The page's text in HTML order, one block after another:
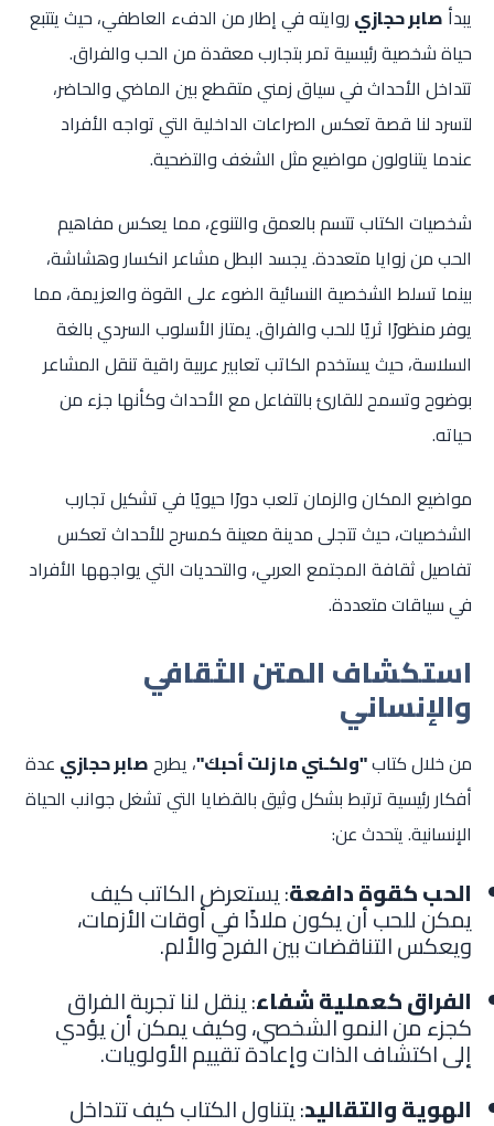
يبدأ صابر حجازي روايته في إطار من الدفء العاطفي، حيث يتتبع
حياة شخصية رئيسية تمر بتجارب معقدة من الحب والفراق.
تتداخل الأحداث في سياق زمني متقطع بين الماضي والحاضر،
لتسرد لنا قصة تعكس الصراعات الداخلية التي تواجه الأفراد
عندما يتناولون مواضيع مثل الشغف والتضحية.
شخصيات الكتاب تتسم بالعمق والتنوع، مما يعكس مفاهيم
الحب من زوايا متعددة. يجسد البطل مشاعر انكسار وهشاشة،
بينما تسلط الشخصية النسائية الضوء على القوة والعزيمة، مما
يوفر منظورًا ثريًا للحب والفراق. يمتاز الأسلوب السردي بالغة
السلاسة، حيث يستخدم الكاتب تعابير عربية راقية تنقل المشاعر
بوضوح وتسمح للقارئ بالتفاعل مع الأحداث وكأنها جزء من
حياته.
مواضيع المكان والزمان تلعب دورًا حيويًا في تشكيل تجارب
الشخصيات، حيث تتجلى مدينة معينة كمسرح للأحداث تعكس
تفاصيل ثقافة المجتمع العربي، والتحديات التي يواجهها الأفراد
في سياقات متعددة.
استكشاف المتن الثقافي
والإنساني
من خلال كتاب"ولكـني ما زلت أحبك"، يطرحصابر حجازي عدة
أفكار رئيسية ترتبط بشكل وثيق بالقضايا التي تشغل جوانب الحياة
الإنسانية. يتحدث عن:
الحب كقوة دافعة: يستعرض الكاتب كيف
يمكن للحب أن يكون ملاذًا في أوقات الأزمات،
ويعكس التناقضات بين الفرح والألم.
الفراق كعملية شفاء: ينقل لنا تجربة الفراق
كجزء من النمو الشخصي، وكيف يمكن أن يؤدي
إلى اكتشاف الذات وإعادة تقييم الأولويات.
الهوية والتقاليد: يتناول الكتاب كيف تتداخل